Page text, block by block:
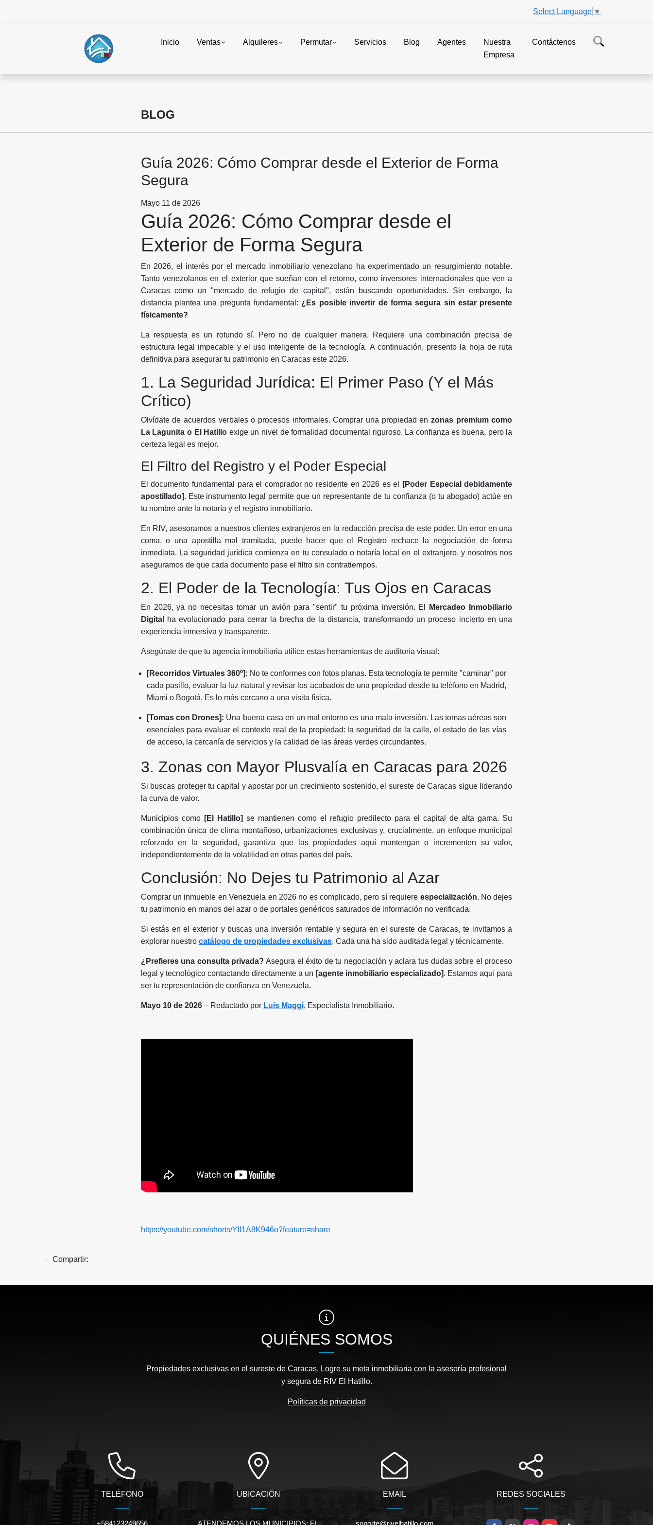
Select Language ▼
Inicio Ventas Alquileres Permutar Servicios Blog Agentes
Nuestra
Empresa
Contáctenos
BLOG
Guía 2026: Cómo Comprar desde el Exterior de Forma
Segura
Mayo 11 de 2026
Guía 2026: Cómo Comprar desde el
Exterior de Forma Segura
En 2026, el interés por el mercado inmobiliario venezolano ha experimentado un resurgimiento notable.
Tanto venezolanos en el exterior que sueñan con el retorno, como inversores internacionales que ven a
Caracas como un "mercado de refugio de capital", están buscando oportunidades. Sin embargo, la
distancia plantea una pregunta fundamental: ¿Es posible invertir de forma segura sin estar presente
físicamente?
La respuesta es un rotundo sí. Pero no de cualquier manera. Requiere una combinación precisa de
estructura legal impecable y el uso inteligente de la tecnología. A continuación, presento la hoja de ruta
definitiva para asegurar tu patrimonio en Caracas este 2026.
1. La Seguridad Jurídica: El Primer Paso (Y el Más
Crítico)
Olvídate de acuerdos verbales o procesos informales. Comprar una propiedad en zonas premium como
La Lagunita o El Hatillo exige un nivel de formalidad documental riguroso. La confianza es buena, pero la
certeza legal es mejor.
El Filtro del Registro y el Poder Especial
El documento fundamental para el comprador no residente en 2026 es el
[Poder Especial debidamente
apostillado]. Este instrumento legal permite que un representante de tu confianza (o tu abogado) actúe en
tu nombre ante la notaría y el registro inmobiliario.
En RIV, asesoramos a nuestros clientes extranjeros en la redacción precisa de este poder. Un error en una
coma, o una apostilla mal tramitada, puede hacer que el Registro rechace la negociación de forma
inmediata. La seguridad jurídica comienza en tu consulado o notaría local en el extranjero, y nosotros nos
aseguramos de que cada documento pase el filtro sin contratiempos.
2. El Poder de la Tecnología: Tus Ojos en Caracas
En 2026, ya no necesitas tomar un avión para "sentir" tu próxima inversión. El
Mercadeo Inmobiliario
Digital
ha evolucionado para cerrar la brecha de la distancia, transformando un proceso incierto en una
experiencia inmersiva y transparente.
Asegúrate de que tu agencia inmobiliaria utilice estas herramientas de auditoría visual:
[Recorridos Virtuales 360º]: No te conformes con fotos planas. Esta tecnología te permite "caminar" por
cada pasillo, evaluar la luz natural y revisar los acabados de una propiedad desde tu teléfono en Madrid,
Miami o Bogotá. Es lo más cercano a una visita física.
[Tomas con Drones]: Una buena casa en un mal entorno es una mala inversión. Las tomas aéreas son
esenciales para evaluar el contexto real de la propiedad: la seguridad de la calle, el estado de las vías
de acceso, la cercanía de servicios y la calidad de las áreas verdes circundantes.
3. Zonas con Mayor Plusvalía en Caracas para 2026
Si buscas proteger tu capital y apostar por un crecimiento sostenido, el sureste de Caracas sigue liderando
la curva de valor.
Municipios como [El Hatillo] se mantienen como el refugio predilecto para el capital de alta gama. Su
combinación única de clima montañoso, urbanizaciones exclusivas y, crucialmente, un enfoque municipal
reforzado en la seguridad, garantiza que las propiedades aquí mantengan o incrementen su valor,
independientemente de la volatilidad en otras partes del país.
Conclusión: No Dejes tu Patrimonio al Azar
Comprar un inmueble en Venezuela en 2026 no es complicado, pero sí requiere especialización. No dejes
tu patrimonio en manos del azar o de portales genéricos saturados de información no verificada.
Si estás en el exterior y buscas una inversión rentable y segura en el sureste de Caracas, te invitamos a
explorar nuestro catálogo de propiedades exclusivas. Cada una ha sido auditada legal y técnicamente.
¿Prefieres una consulta privada? Asegura el éxito de tu negociación y aclara tus dudas sobre el proceso
legal y tecnológico contactando directamente a un [agente inmobiliario especializado]. Estamos aquí para
ser tu representación de confianza en Venezuela.
Mayo 10 de 2026– Redactado por Luis Maggi, Especialista Inmobiliario.
https://youtube.com/shorts/Yll1A8K946o?feature=share
Compartir:
QUIÉNES SOMOS
Propiedades exclusivas en el sureste de Caracas. Logre su meta inmobiliaria con la asesoría profesional
y segura de RIV El Hatillo.
Políticas de privacidad
TELÉFONO
+584123249656
UBICACIÓN
ATENDEMOS LOS MUNICIPIOS: EL
EMAIL
soporte@rivelhatillo.com
REDES SOCIALES